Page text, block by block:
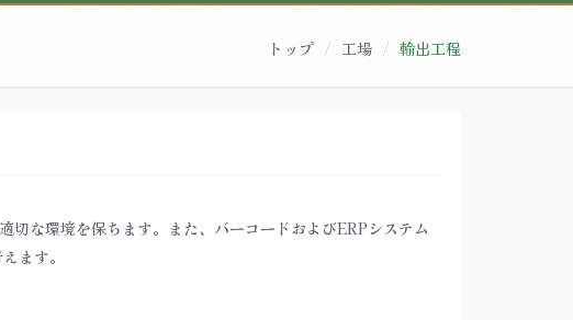
トップ 工場 輸出工程
切な環境を保ちます。また、バーコードおよびERPシステム
ます。